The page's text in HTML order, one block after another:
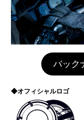
バック
◆オフィシャルロゴ